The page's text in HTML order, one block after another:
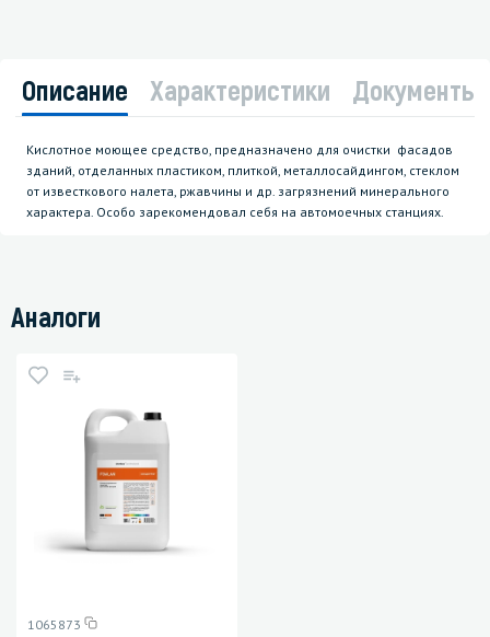
Описание Характеристики Документы
Кислотное моющее средство, предназначено для очистки фасадов
зданий, отделанных пластиком, плиткой, металлосайдингом, стеклом
от известкового налета, ржавчины и др. загрязнений минерального
характера. Особо зарекомендовал себя на автомоечных станциях.
Аналоги
1065873